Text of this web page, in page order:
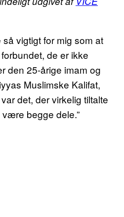
vigtigt for mig som at
de er ikke
den 25-årige imam og
Muslimske Kalifat,
det, der virkelig tiltalte
begge dele.”